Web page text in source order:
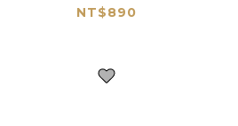
100x120cm
NT$890